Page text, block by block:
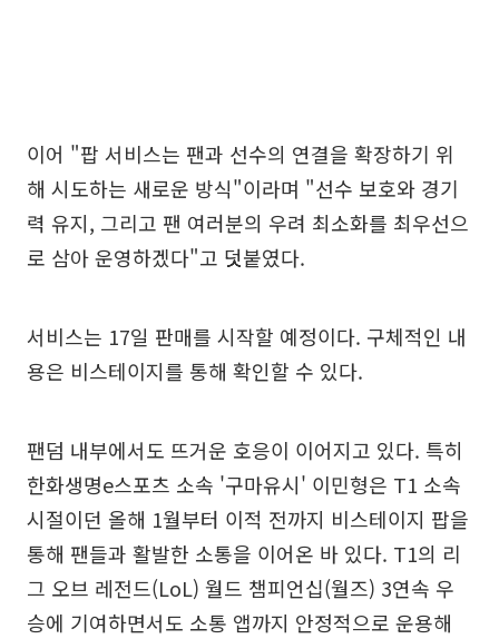
이어 "팝 서비스는 팬과 선수의 연결을 확장하기 위
해 시도하는 새로운 방식"이라며 "선수 보호와 경기
력 유지, 그리고 팬 여러분의 우려 최소화를 최우선으
로 삼아 운영하겠다"고 덧붙였다.
서비스는 17일 판매를 시작할 예정이다. 구체적인 내
용은 비스테이지를 통해 확인할 수 있다.
팬덤 내부에서도 뜨거운 호응이 이어지고 있다. 특히
한화생명e스포츠 소속 '구마유시' 이민형은 T1 소속
시절이던 올해 1월부터 이적 전까지 비스테이지 팝을
통해 팬들과 활발한 소통을 이어온 바 있다. T1의 리
그 오브 레전드(LoL) 월드 챔피언십(월즈) 3연속 우
승에 기여하면서도 소통 앱까지 안정적으로 운용해